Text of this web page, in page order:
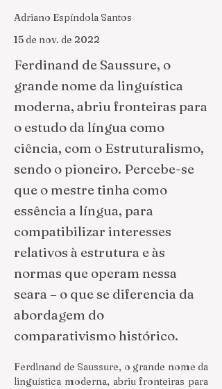
Adriano Espíndola Santos
15 de nov. de 2022
Ferdinand de Saussure, o
grande nome da linguística
moderna, abriu fronteiras para
o estudo da língua como
ciência, com o Estruturalismo,
sendo o pioneiro. Percebe-se
que o mestre tinha como
essência a língua, para
compatibilizar interesses
relativos à estrutura e às
normas que operam nessa
seara – o que se diferencia da
abordagem do
comparativismo histórico.
Ferdinand de Saussure, o grande nome da
linguística moderna, abriu fronteiras para